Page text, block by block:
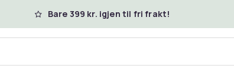
Bare 399 kr. igjen til fri frakt!